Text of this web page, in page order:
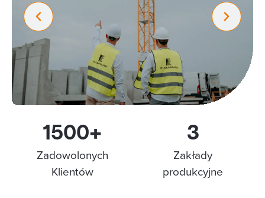
1500+
Zadowolonych
Klientów
3
Zakłady
produkcyjne